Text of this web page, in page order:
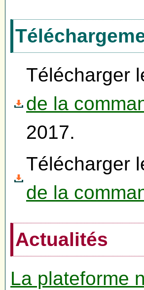
Télécharger
de la
2017.
Télécharger
de la
Actualités
La plateforme